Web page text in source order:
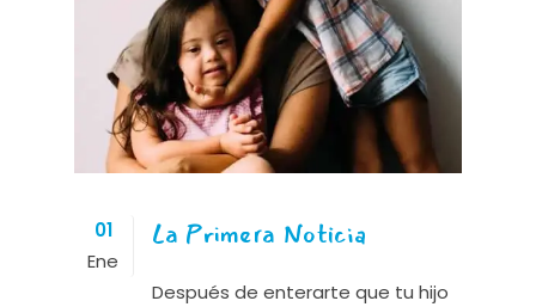
01
Ene
La Primera Noticia
Después de enterarte que tu hijo